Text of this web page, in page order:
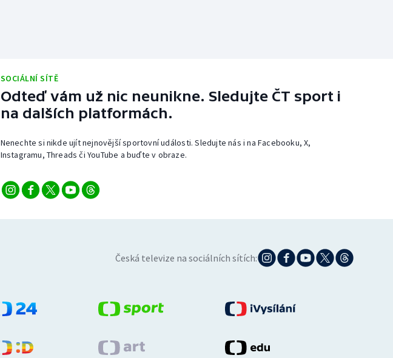
SOCIÁLNÍ SÍTĚ
Odteď vám už nic neunikne. Sledujte ČT sport i
na dalších platformách.
Nenechte si nikde ujít nejnovější sportovní události. Sledujte nás i na Facebooku, X,
Instagramu, Threads či YouTube a buďte v obraze.
Česká televize na sociálních sítích: